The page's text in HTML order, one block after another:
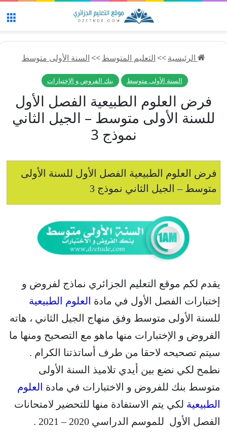
الرئيسية>>التعليم المتوسط>>السنة الأولى متوسط
السنة الأولى متوسط بنك الفروض و الإختبارات
فرض العلوم الطبيعية الفصل الأول
للسنة الأولى متوسط – الجيل الثاني
نموذج 3
فرض العلوم الطبيعية الفصل الأول للسنة الأولى
متوسط – الجيل الثاني نموذج 3
يقدم لكم موقع التعليم الجزائري نماذج لفروض و
إختبارات الفصل الأول في مادة العلوم الطبيعية
للسنة الأولى متوسط وفق منهاج الجيل الثاني ، هاته
الفروض و الإختبارات منها ماهو مع التصحيح ومنها ما
سيتم تصحيحه لاحقا من طرف أساتذتنا الكرام .
نطمح لكي نضع بين أيدي تلاميذ السنة الأولى
متوسط بنك للفروض و الاختبارات في مادة العلوم
الطبيعية لكي يتم الاستفادة منها للتحضير لامتحانات
الفصل الأول للموسم الدراسي 2020 – 2021 .